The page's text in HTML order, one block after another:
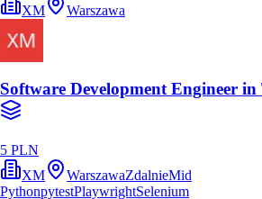
XM
Warszawa
Software Development Engineer
5 PLN
XM
WarszawaZdalnieMid
PythonpytestPlaywrightSelenium